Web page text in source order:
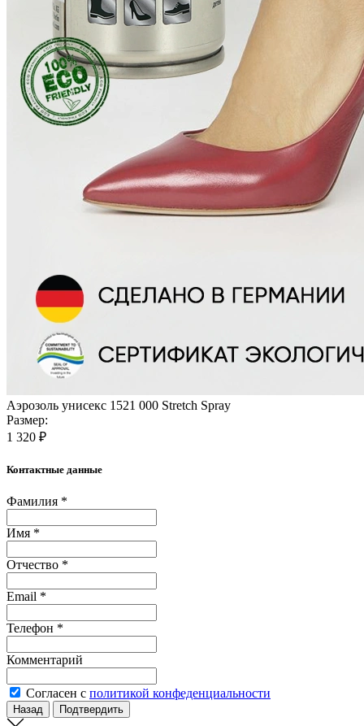
Аэрозоль унисекс 1521 000 Stretch Spray
Размер:
1 320 ₽
Контактные данные
Фамилия *
Имя *
Отчество *
Email *
Телефон *
Комментарий
Согласен с политикой конфеденциальности
Назад Подтвердить